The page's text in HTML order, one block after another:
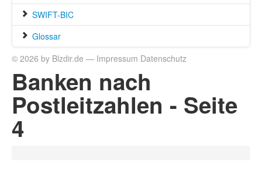
SWIFT-BIC
Glossar
© 2026 by Blzdir.de — Impressum Datenschutz
Banken nach
Postleitzahlen - Seite
4